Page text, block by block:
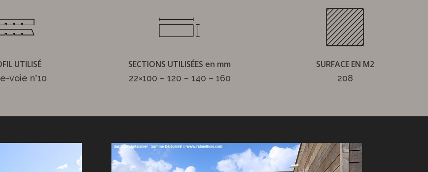
UTILISÉ
voie n°10
SECTIONS UTILISÉES en mm
22×100 – 120 – 140 – 160
SURFACE EN M2
208